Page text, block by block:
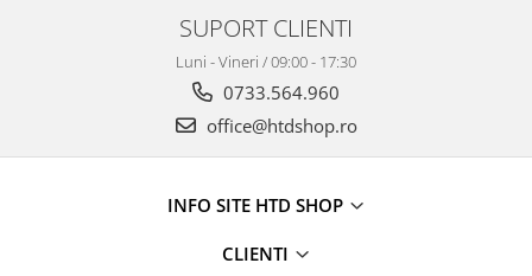
SUPORT CLIENTI
Luni - Vineri / 09:00 - 17:30
0733.564.960
office@htdshop.ro
INFO SITE HTD SHOP
CLIENTI